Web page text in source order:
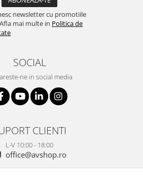
newsletter cu promotiile
mai multe in Politica de
SOCIAL
ne in social media
CLIENTI
L-V 10:00 - 18:00
office@avshop.ro